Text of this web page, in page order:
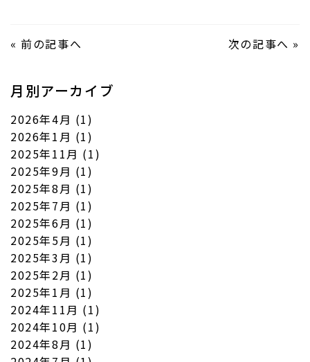
«前の記事へ 次の記事へ »
月別アーカイブ
2026年4月 (1)
2026年1月 (1)
2025年11月 (1)
2025年9月 (1)
2025年8月 (1)
2025年7月 (1)
2025年6月 (1)
2025年5月 (1)
2025年3月 (1)
2025年2月 (1)
2025年1月 (1)
2024年11月 (1)
2024年10月 (1)
2024年8月 (1)